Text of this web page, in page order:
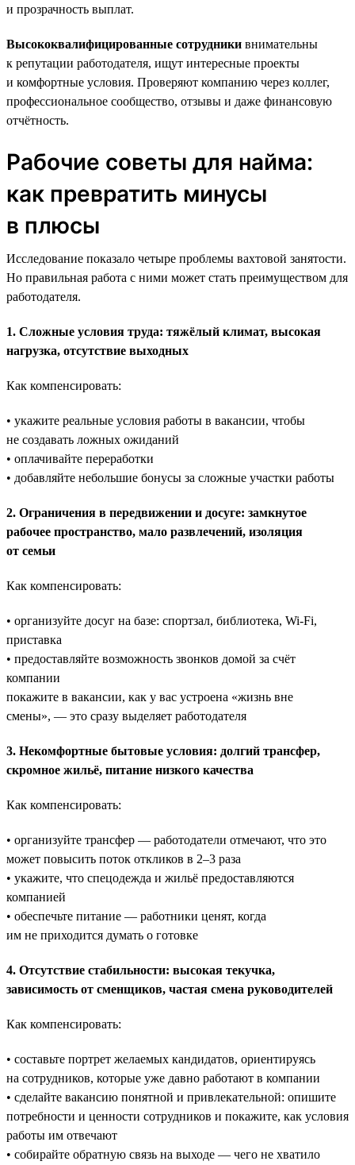
и прозрачность выплат.
Высококвалифицированные сотрудники внимательны
к репутации работодателя, ищут интересные проекты
и комфортные условия. Проверяют компанию через коллег,
профессиональное сообщество, отзывы и даже финансовую
отчётность.
Рабочие советы для найма:
как превратить минусы
в плюсы
Исследование показало четыре проблемы вахтовой занятости.
Но правильная работа с ними может стать преимуществом для
работодателя.
1. Сложные условия труда: тяжёлый климат, высокая
нагрузка, отсутствие выходных
Как компенсировать:
• укажите реальные условия работы в вакансии, чтобы
не создавать ложных ожиданий
• оплачивайте переработки
• добавляйте небольшие бонусы за сложные участки работы
2. Ограничения в передвижении и досуге: замкнутое
рабочее пространство, мало развлечений, изоляция
от семьи
Как компенсировать:
• организуйте досуг на базе: спортзал, библиотека, Wi-Fi,
приставка
• предоставляйте возможность звонков домой за счёт
компании
покажите в вакансии, как у вас устроена «жизнь вне
смены», — это сразу выделяет работодателя
3. Некомфортные бытовые условия: долгий трансфер,
скромное жильё, питание низкого качества
Как компенсировать:
• организуйте трансфер — работодатели отмечают, что это
может повысить поток откликов в 2–3 раза
• укажите, что спецодежда и жильё предоставляются
компанией
• обеспечьте питание — работники ценят, когда
им не приходится думать о готовке
4. Отсутствие стабильности: высокая текучка,
зависимость от сменщиков, частая смена руководителей
Как компенсировать:
• составьте портрет желаемых кандидатов, ориентируясь
на сотрудников, которые уже давно работают в компании
• сделайте вакансию понятной и привлекательной: опишите
потребности и ценности сотрудников и покажите, как условия
работы им отвечают
• собирайте обратную связь на выходе — чего не хватило